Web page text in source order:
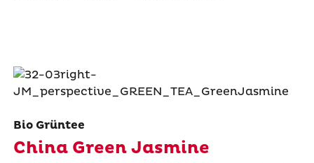
Bio Grüntee
China Green Jasmine